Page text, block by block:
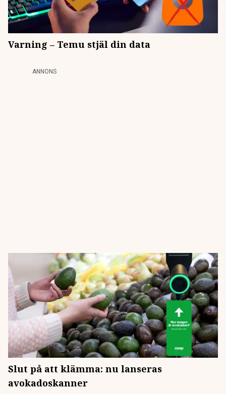
Varning – Temu stjäl din data
ANNONS
Slut på att klämma: nu lanseras
avokadoskanner